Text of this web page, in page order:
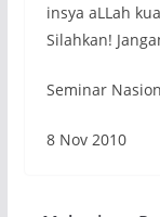
insya aLLah
Silahkan!
Seminar
8 Nov 2010